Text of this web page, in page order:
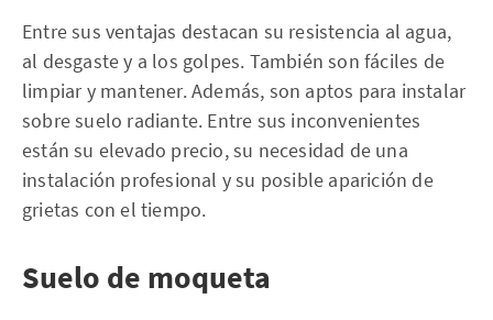
Entre sus ventajas destacan su resistencia al agua,
al desgaste y a los golpes. También son fáciles de
limpiar y mantener. Además, son aptos para instalar
sobre suelo radiante. Entre sus inconvenientes
están su elevado precio, su necesidad de una
instalación profesional y su posible aparición de
grietas con el tiempo.
Suelo de moqueta